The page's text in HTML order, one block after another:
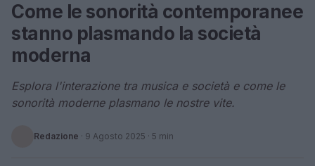
Come le sonorità contemporanee
stanno plasmando la società
moderna
Esplora l'interazione tra musica e società e come le
sonorità moderne plasmano le nostre vite.
Redazione · 9 Agosto 2025 · 5 min